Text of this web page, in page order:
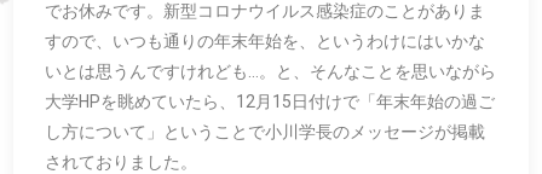
でお休みです。新型コロナウイルス感染症のことがありま
すので、いつも通りの年末年始を、というわけにはいかな
いとは思うんですけれども…。と、そんなことを思いながら
大学HPを眺めていたら、12月15日付けで「年末年始の過ご
し方について」ということで小川学長のメッセージが掲載
されておりました。